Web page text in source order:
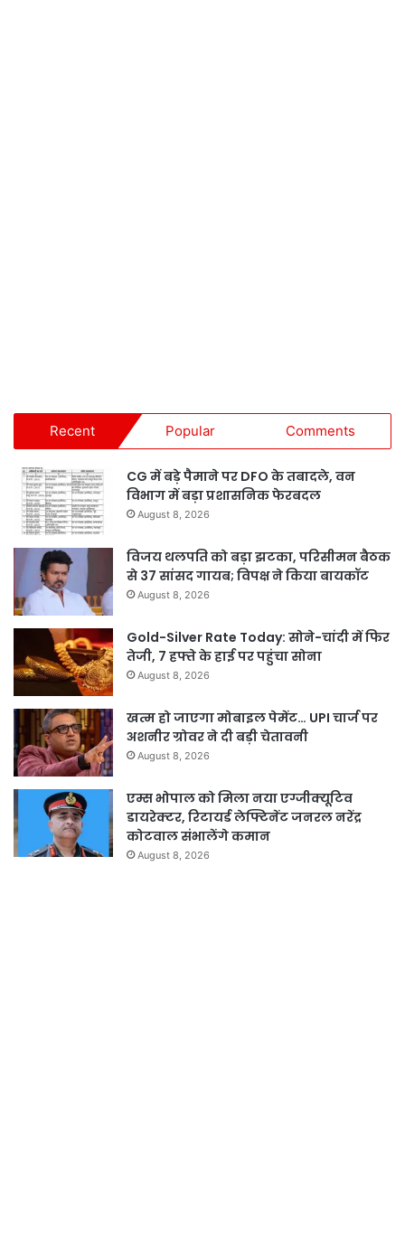
Recent Popular Comments
CG में बड़े पैमाने पर DFO के तबादले, वन
विभाग में बड़ा प्रशासनिक फेरबदल
August 8, 2026
विजय थलपति को बड़ा झटका, परिसीमन बैठक
से 37 सांसद गायब; विपक्ष ने किया बायकॉट
August 8, 2026
Gold-Silver Rate Today: सोने-चांदी में फिर
तेजी, 7 हफ्ते के हाई पर पहुंचा सोना
August 8, 2026
खत्म हो जाएगा मोबाइल पेमेंट… UPI चार्ज पर
अशनीर ग्रोवर ने दी बड़ी चेतावनी
August 8, 2026
एम्स भोपाल को मिला नया एग्जीक्यूटिव
डायरेक्टर, रिटायर्ड लेफ्टिनेंट जनरल नरेंद्र
कोटवाल संभालेंगे कमान
August 8, 2026